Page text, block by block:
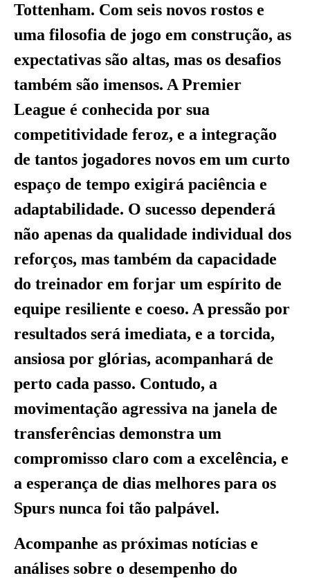
Tottenham. Com seis novos rostos e
uma filosofia de jogo em construção, as
expectativas são altas, mas os desafios
também são imensos. A Premier
League é conhecida por sua
competitividade feroz, e a integração
de tantos jogadores novos em um curto
espaço de tempo exigirá paciência e
adaptabilidade. O sucesso dependerá
não apenas da qualidade individual dos
reforços, mas também da capacidade
do treinador em forjar um espírito de
equipe resiliente e coeso. A pressão por
resultados será imediata, e a torcida,
ansiosa por glórias, acompanhará de
perto cada passo. Contudo, a
movimentação agressiva na janela de
transferências demonstra um
compromisso claro com a excelência, e
a esperança de dias melhores para os
Spurs nunca foi tão palpável.
Acompanhe as próximas notícias e
análises sobre o desempenho do